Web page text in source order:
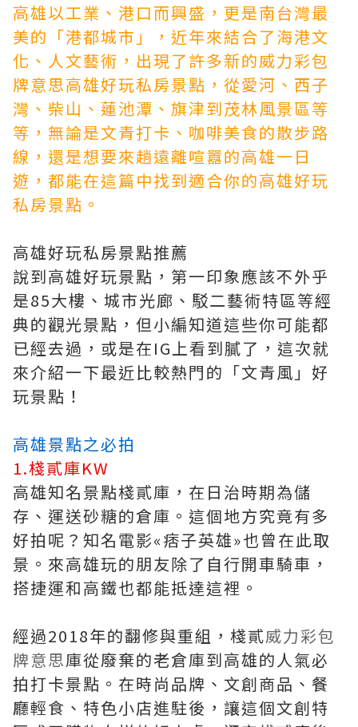
高雄以工業、港口而興盛，更是南台灣最
美的「港都城市」，近年來結合了海港文
化、人文藝術，出現了許多新的威力彩包
牌意思高雄好玩私房景點，從愛河、西子
灣、柴山、蓮池潭、旗津到茂林風景區等
等，無論是文青打卡、咖啡美食的散步路
線，還是想要來趟遠離喧囂的高雄一日
遊，都能在這篇中找到適合你的高雄好玩
私房景點。
高雄好玩私房景點推薦
說到高雄好玩景點，第一印象應該不外乎
是85大樓、城市光廊、駁二藝術特區等經
典的觀光景點，但小編知道這些你可能都
已經去過，或是在IG上看到膩了，這次就
來介紹一下最近比較熱門的「文青風」好
玩景點！
高雄景點之必拍
1.棧貳庫KW
高雄知名景點棧貳庫，在日治時期為儲
存、運送砂糖的倉庫。這個地方究竟有多
好拍呢？知名電影«痞子英雄»也曾在此取
景。來高雄玩的朋友除了自行開車騎車，
搭捷運和高鐵也都能抵達這裡。
經過2018年的翻修與重組，棧貳威力彩包
牌意思庫從廢棄的老倉庫到高雄的人氣必
拍打卡景點。在時尚品牌、文創商品、餐
廳輕食、特色小店進駐後，讓這個文創特